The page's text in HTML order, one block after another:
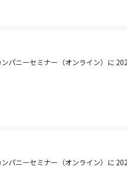
パニーセミナー（オンライン）に
パニーセミナー（オンライン）に